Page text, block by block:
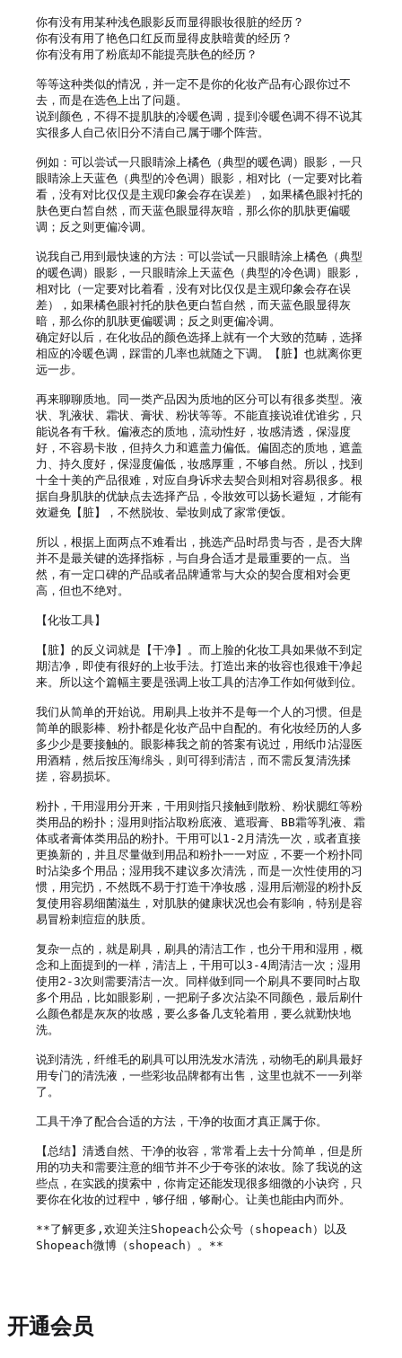
你有没有用某种浅色眼影反而显得眼妆很脏的经历？
你有没有用了艳色口红反而显得皮肤暗黄的经历？
你有没有用了粉底却不能提亮肤色的经历？
等等这种类似的情况，并一定不是你的化妆产品有心跟你过不
去，而是在选色上出了问题。
说到颜色，不得不提肌肤的冷暖色调，提到冷暖色调不得不说其
实很多人自己依旧分不清自己属于哪个阵营。
例如：可以尝试一只眼睛涂上橘色（典型的暖色调）眼影，一只
眼睛涂上天蓝色（典型的冷色调）眼影，相对比（一定要对比着
看，没有对比仅仅是主观印象会存在误差），如果橘色眼衬托的
肤色更白皙自然，而天蓝色眼显得灰暗，那么你的肌肤更偏暖
调；反之则更偏冷调。
说我自己用到最快速的方法：可以尝试一只眼睛涂上橘色（典型
的暖色调）眼影，一只眼睛涂上天蓝色（典型的冷色调）眼影，
相对比（一定要对比着看，没有对比仅仅是主观印象会存在误
差），如果橘色眼衬托的肤色更白皙自然，而天蓝色眼显得灰
暗，那么你的肌肤更偏暖调；反之则更偏冷调。
确定好以后，在化妆品的颜色选择上就有一个大致的范畴，选择
相应的冷暖色调，踩雷的几率也就随之下调。【脏】也就离你更
远一步。
再来聊聊质地。同一类产品因为质地的区分可以有很多类型。液
状、乳液状、霜状、膏状、粉状等等。不能直接说谁优谁劣，只
能说各有千秋。偏液态的质地，流动性好，妆感清透，保湿度
好，不容易卡妝，但持久力和遮盖力偏低。偏固态的质地，遮盖
力、持久度好，保湿度偏低，妆感厚重，不够自然。所以，找到
十全十美的产品很难，对应自身诉求去契合则相对容易很多。根
据自身肌肤的优缺点去选择产品，令妝效可以扬长避短，才能有
效避免【脏】，不然脱妆、晕妆则成了家常便饭。
所以，根据上面两点不难看出，挑选产品时昂贵与否，是否大牌
并不是最关键的选择指标，与自身合适才是最重要的一点。当
然，有一定口碑的产品或者品牌通常与大众的契合度相对会更
高，但也不绝对。
【化妆工具】
【脏】的反义词就是【干净】。而上脸的化妆工具如果做不到定
期洁净，即使有很好的上妆手法。打造出来的妆容也很难干净起
来。所以这个篇幅主要是强调上妆工具的洁净工作如何做到位。
我们从简单的开始说。用刷具上妆并不是每一个人的习惯。但是
简单的眼影棒、粉扑都是化妆产品中自配的。有化妆经历的人多
多少少是要接触的。眼影棒我之前的答案有说过，用纸巾沾湿医
用酒精，然后按压海绵头，则可得到清洁，而不需反复清洗揉
搓，容易损坏。
粉扑，干用湿用分开来，干用则指只接触到散粉、粉状腮红等粉
类用品的粉扑；湿用则指沾取粉底液、遮瑕膏、BB霜等乳液、霜
体或者膏体类用品的粉扑。干用可以1-2月清洗一次，或者直接
更换新的，并且尽量做到用品和粉扑一一对应，不要一个粉扑同
时沾染多个用品；湿用我不建议多次清洗，而是一次性使用的习
惯，用完扔，不然既不易于打造干净妆感，湿用后潮湿的粉扑反
复使用容易细菌滋生，对肌肤的健康状况也会有影响，特别是容
易冒粉刺痘痘的肤质。
复杂一点的，就是刷具，刷具的清洁工作，也分干用和湿用，概
念和上面提到的一样，清洁上，干用可以3-4周清洁一次；湿用
使用2-3次则需要清洁一次。同样做到同一个刷具不要同时占取
多个用品，比如眼影刷，一把刷子多次沾染不同颜色，最后刷什
么颜色都是灰灰的妆感，要么多备几支轮着用，要么就勤快地
洗。
说到清洗，纤维毛的刷具可以用洗发水清洗，动物毛的刷具最好
用专门的清洗液，一些彩妆品牌都有出售，这里也就不一一列举
了。
工具干净了配合合适的方法，干净的妆面才真正属于你。
【总结】清透自然、干净的妆容，常常看上去十分简单，但是所
用的功夫和需要注意的细节并不少于夸张的浓妆。除了我说的这
些点，在实践的摸索中，你肯定还能发现很多细微的小诀窍，只
要你在化妆的过程中，够仔细，够耐心。让美也能由内而外。
**了解更多,欢迎关注Shopeach公众号（shopeach）以及
开通会员